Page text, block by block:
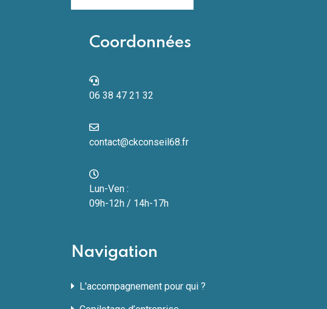
Coordonnées
06 38 47 21 32
contact@ckconseil68.fr
Lun-Ven :
09h-12h / 14h-17h
Navigation
L'accompagnement pour qui ?